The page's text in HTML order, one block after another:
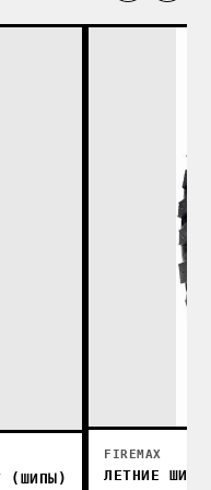
(ШИПЫ)
FIREMAX
ЛЕТНИЕ ШИНЫ